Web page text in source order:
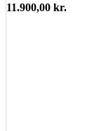
11.900,00 kr.